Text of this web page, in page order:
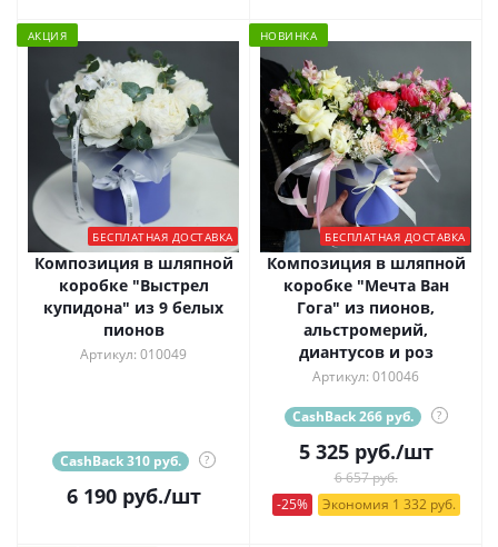
АКЦИЯ
БЕСПЛАТНАЯ ДОСТАВКА
Композиция в шляпной
коробке "Выстрел
купидона" из 9 белых
пионов
Артикул: 010049
CashBack 310 руб. ?
6 190руб./шт
НОВИНКА
БЕСПЛАТНАЯ ДОСТАВКА
Композиция в шляпной
коробке "Мечта Ван
Гога" из пионов,
альстромерий,
диантусов и роз
Артикул: 010046
CashBack 266 руб. ?
5 325руб./шт
6 657 руб.
-25%
Экономия 1 332 руб.